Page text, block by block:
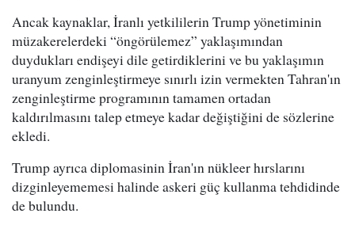
Ancak kaynaklar, İranlı yetkililerin Trump yönetiminin
müzakerelerdeki “öngörülemez” yaklaşımından
duydukları endişeyi dile getirdiklerini ve bu yaklaşımın
uranyum zenginleştirmeye sınırlı izin vermekten Tahran'ın
zenginleştirme programının tamamen ortadan
kaldırılmasını talep etmeye kadar değiştiğini de sözlerine
ekledi.
Trump ayrıca diplomasinin İran'ın nükleer hırslarını
dizginleyememesi halinde askeri güç kullanma tehdidinde
de bulundu.